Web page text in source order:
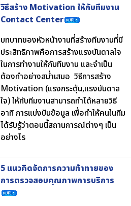
วิธีสร้าง Motivation ให้กับทีมงาน
Contact Center
บทบาทของหัวหน้างานที่สร้างทีมงานที่มี
ประสิทธิภาพคือการสร้างแรงบันดาลใจ
ในการทำงานให้กับทีมงาน และจำเป็น
ต้องทำอย่างสม่ำเสมอ วิธีการสร้าง
Motivation (แรงกระตุ้น,แรงบันดาล
ใจ) ให้กับทีมงานสามารถทำได้หลายวิธี
อาทิ การแบ่งปันข้อมูล เพื่อทำให้คนในทีม
ได้รับรู้ว่าตอนนี้สถานการณ์ต่างๆ เป็น
อย่างไร
5 แนวคิดจัดการความท้าทายของ
การตรวจสอบคุณภาพการบริการ